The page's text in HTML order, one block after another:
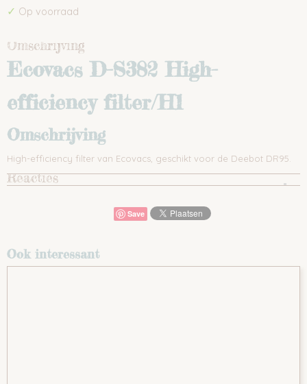
✓ Op voorraad
Omschrijving
Ecovacs D-S382 High-
efficiency filter/H1
Omschrijving
High-efficiency filter van Ecovacs, geschikt voor de Deebot DR95.
Reacties
Save
Ook interessant